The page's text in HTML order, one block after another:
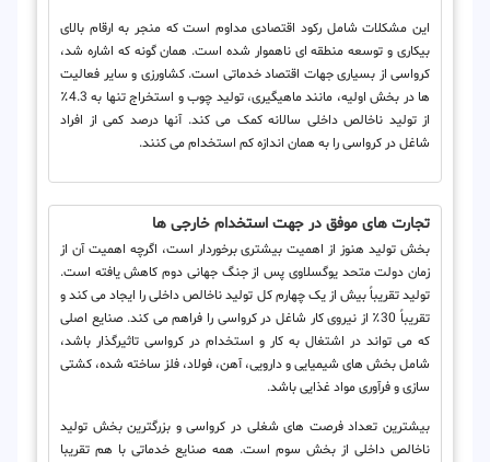
این مشکلات شامل رکود اقتصادی مداوم است که منجر به ارقام بالای
بیکاری و توسعه منطقه ای ناهموار شده است. همان گونه که اشاره شد،
کرواسی از بسیاری جهات اقتصاد خدماتی است. کشاورزی و سایر فعالیت
ها در بخش اولیه، مانند ماهیگیری، تولید چوب و استخراج تنها به 4.3٪
از تولید ناخالص داخلی سالانه کمک می کند. آنها درصد كمی از افراد
شاغل در كرواسی را به همان اندازه كم استخدام می كنند.
تجارت های موفق در جهت استخدام خارجی ها
بخش تولید هنوز از اهمیت بیشتری برخوردار است، اگرچه اهمیت آن از
زمان دولت متحد یوگسلاوی پس از جنگ جهانی دوم کاهش یافته است.
تولید تقریباً بیش از یک چهارم کل تولید ناخالص داخلی را ایجاد می کند و
تقریباً 30٪ از نیروی کار شاغل در کرواسی را فراهم می کند. صنایع اصلی
که می تواند در اشتغال به کار و استخدام در کرواسی تاثیرگذار باشد،
شامل بخش های شیمیایی و دارویی، آهن، فولاد، فلز ساخته شده، کشتی
سازی و فرآوری مواد غذایی باشد.
بیشترین تعداد فرصت های شغلی در کرواسی و بزرگترین بخش تولید
ناخالص داخلی از بخش سوم است. همه صنایع خدماتی با هم تقریبا